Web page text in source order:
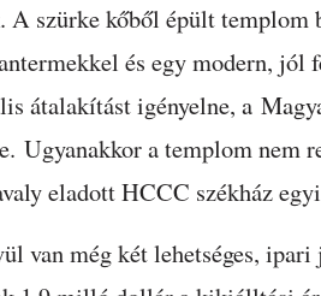
szürke kőből épült templom
és egy modern, jól
átalakítást igényelne, a
Ugyanakkor a templom nem
eladott HCCC székház
van még két lehetséges,